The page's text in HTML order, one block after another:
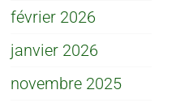
février 2026
janvier 2026
novembre 2025